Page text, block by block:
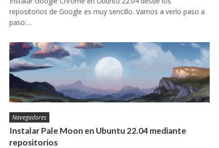
repositorios de Google es muy sencillo. Vamos a verlo paso a
paso:…
Navegadores
Instalar Pale Moon en Ubuntu 22.04 mediante
repositorios